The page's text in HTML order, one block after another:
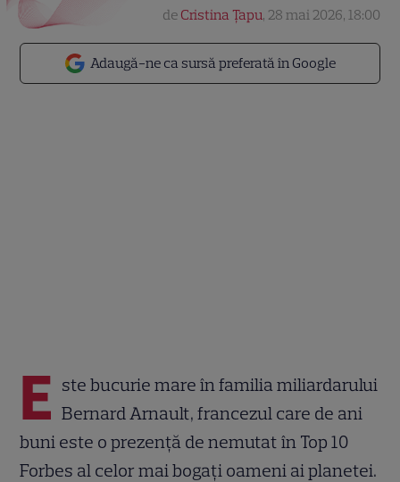
Adaugă-ne ca sursă preferată în Google
de Cristina Țapu, 28 mai 2026, 18:00
E ste bucurie mare în familia miliardarului
Bernard Arnault, francezul care de ani
buni este o prezență de nemutat în Top 10
Forbes al celor mai bogați oameni ai planetei.